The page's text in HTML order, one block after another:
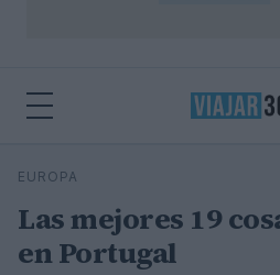
Buscar
EUROPA
Las mejores 19
en Portugal